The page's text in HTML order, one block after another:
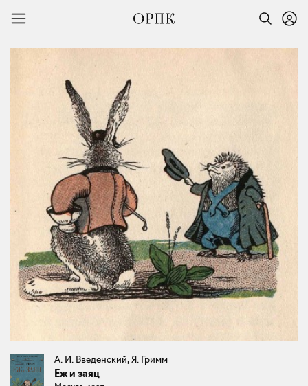
А. И. Введенский, Я. Гримм
Еж и заяц